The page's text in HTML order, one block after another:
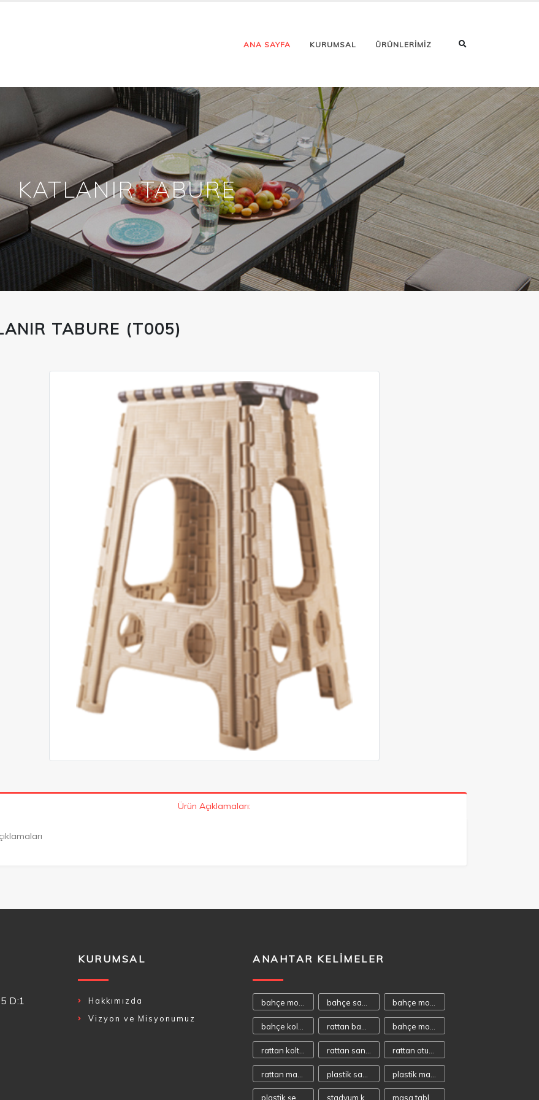
ANA SAYFA KURUMSAL ÜRÜNLERİMİZ
KATLANIR TABURE
TABURE (T005)
Ürün Açıklamaları:
D:1
KURUMSAL
Hakkımızda
Vizyon ve Misyonumuz
ANAHTAR KELIMELER
bahçe mobilyası bahçe sandalyeleri bahçe mobilyaları